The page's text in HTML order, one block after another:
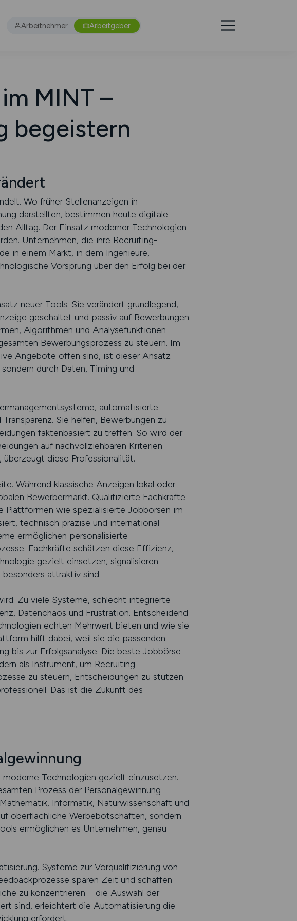
Arbeitnehmer Arbeitgeber
MINT –
begeistern
Wo früher Stellenanzeigen in
darstellten, bestimmen heute digitale
Alltag. Der Einsatz moderner Technologien
Unternehmen, die ihre Recruiting-
in einem Markt, in dem Ingenieure,
Vorsprung über den Erfolg bei der
neuer Tools. Sie verändert grundlegend,
geschaltet und passiv auf Bewerbungen
Algorithmen und Analysefunktionen
Bewerbungsprozess zu steuern. Im
Angebote offen sind, ist dieser Ansatz
durch Daten, Timing und
automatisierte
Sie helfen, Bewerbungen zu
faktenbasiert zu treffen. So wird der
auf nachvollziehbaren Kriterien
diese Professionalität.
Während klassische Anzeigen lokal oder
Bewerbermarkt. Qualifizierte Fachkräfte
Plattformen wie spezialisierte Jobbörsen im
technisch präzise und international
ermöglichen personalisierte
Fachkräfte schätzen diese Effizienz,
gezielt einsetzen, signalisieren
attraktiv sind.
Zu viele Systeme, schlecht integrierte
Datenchaos und Frustration. Entscheidend
echten Mehrwert bieten und wie sie
hilft dabei, weil sie die passenden
bis zur Erfolgsanalyse. Die beste Jobbörse
als Instrument, um Recruiting
zu steuern, Entscheidungen zu stützen
Das ist die Zukunft des
Technologien gezielt einzusetzen.
Prozess der Personalgewinnung
Informatik, Naturwissenschaft und
oberflächliche Werbebotschaften, sondern
ermöglichen es Unternehmen, genau
Systeme zur Vorqualifizierung von
sparen Zeit und schaffen
zu konzentrieren – die Auswahl der
sind, erleichtert die Automatisierung die
erfordert.